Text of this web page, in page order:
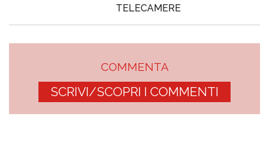
TELECAMERE
COMMENTA
SCRIVI/SCOPRI I COMMENTI